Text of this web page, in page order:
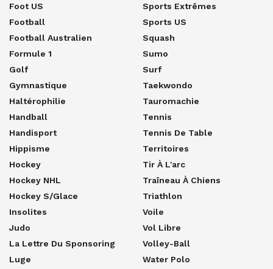
Foot US
Football
Football Australien
Formule 1
Golf
Gymnastique
Haltérophilie
Handball
Handisport
Hippisme
Hockey
Hockey NHL
Hockey S/glace
Insolites
Judo
La Lettre Du Sponsoring
Luge
Sports Extrêmes
Sports US
Squash
Sumo
Surf
Taekwondo
Tauromachie
Tennis
Tennis De Table
Territoires
Tir À L'arc
Traîneau À Chiens
Triathlon
Voile
Vol Libre
Volley-Ball
Water Polo